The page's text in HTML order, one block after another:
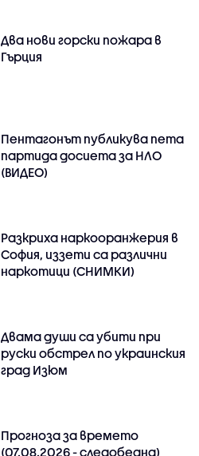
Два нови горски пожара в
Гърция
Пентагонът публикува пета
партида досиета за НЛО
(ВИДЕО)
Разкриха наркооранжерия в
София, иззети са различни
наркотици (СНИМКИ)
Двама души са убити при
руски обстрeл по украинския
град Изюм
Прогноза за времето
(07.08.2026 - следобедна)